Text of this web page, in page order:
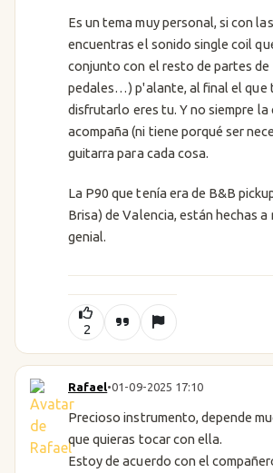
Es un tema muy personal, si con
encuentras el sonido single coil
conjunto con el resto de partes de
pedales…) p'alante, al final el que
disfrutarlo eres tu. Y no siempre la
acompaña (ni tiene porqué ser
guitarra para cada cosa.
La P90 que tenía era de B&B
Brisa) de Valencia, están hechas a
genial.
2
Rafael•01-09-2025 17:10
Precioso instrumento, depende
que quieras tocar con ella.
Estoy de acuerdo con el